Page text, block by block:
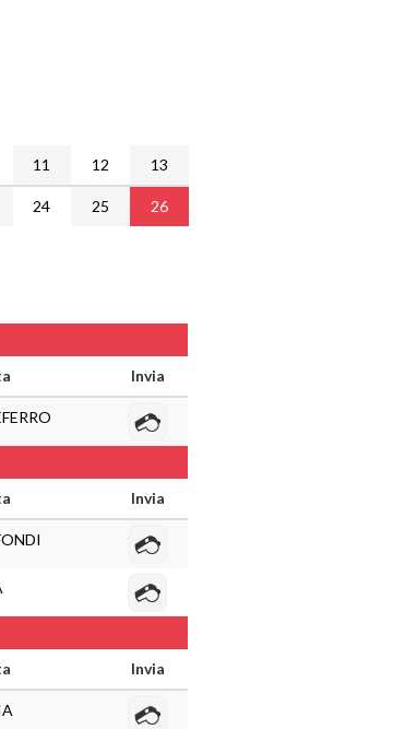
11 12 13
24 25
26
Invia
Invia
Invia